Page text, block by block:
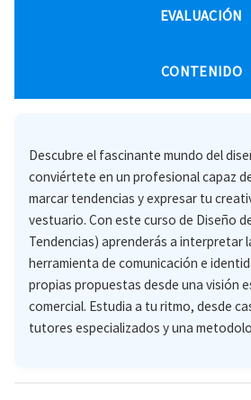
EVALUACIÓN
CONTENIDO
Descubre el fascinante mundo del
conviértete en un profesional capaz
marcar tendencias y expresar tu
vestuario. Con este curso de Diseño
Tendencias) aprenderás a interpretar
herramienta de comunicación e
propias propuestas desde una visión
comercial. Estudia a tu ritmo, desde
tutores especializados y una